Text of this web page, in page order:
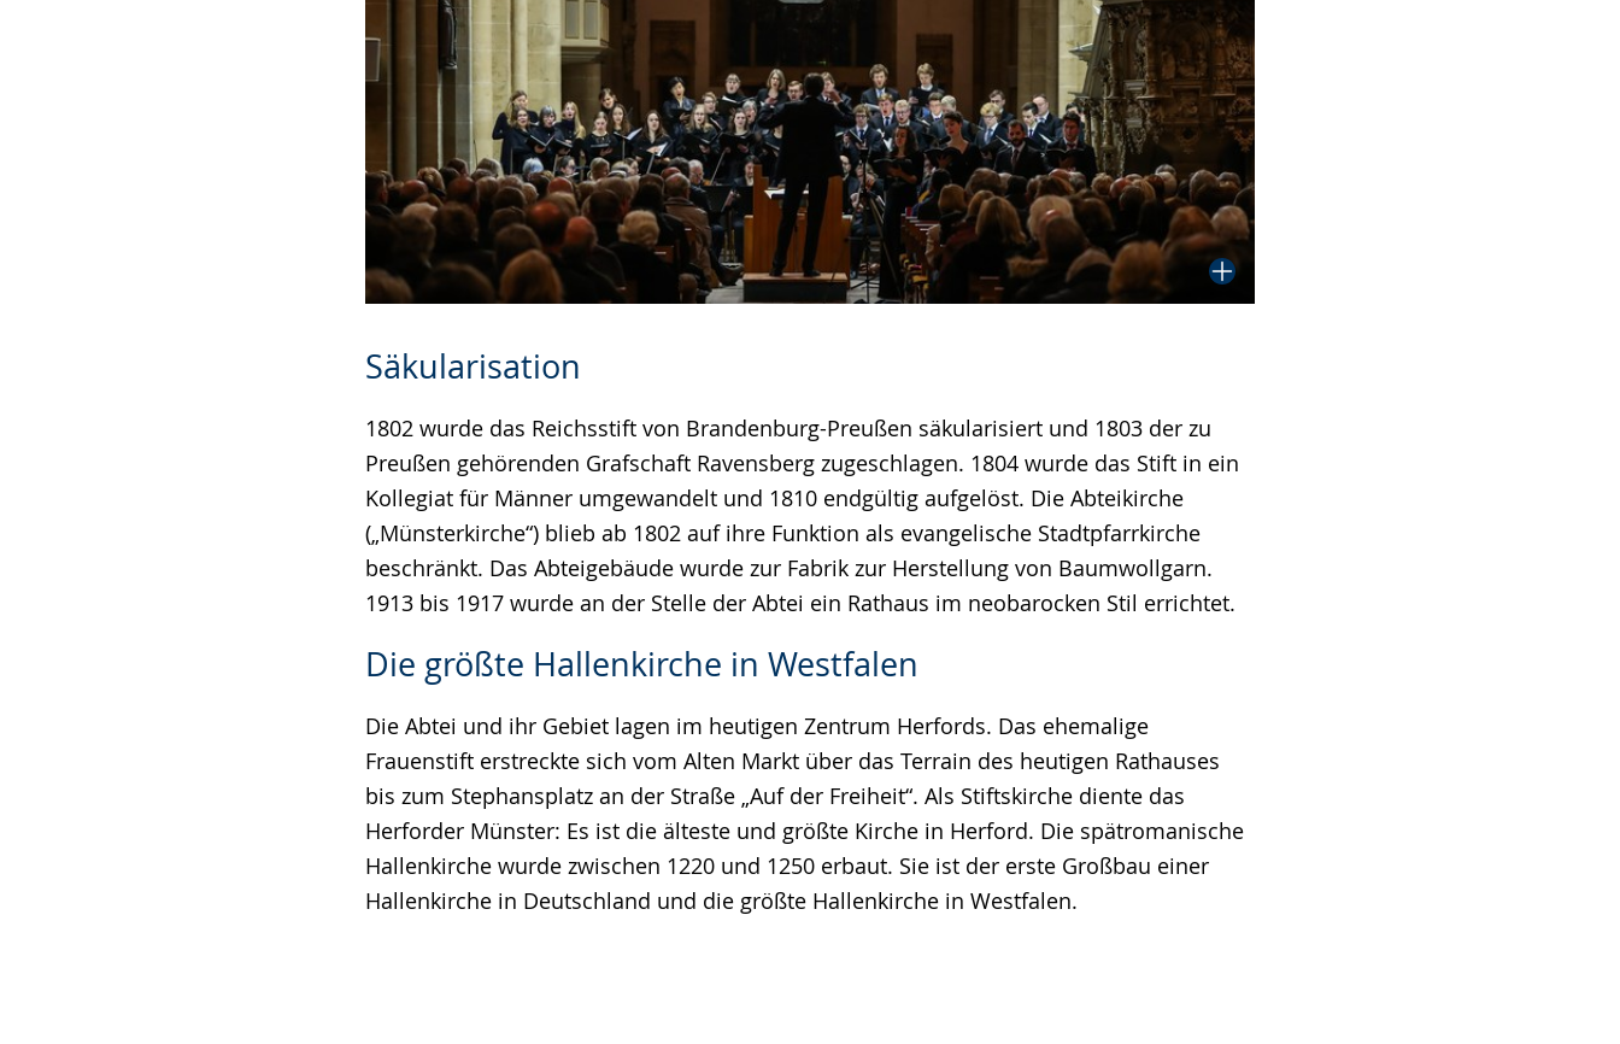
Säkularisation
1802 wurde das Reichsstift von Brandenburg-Preußen säkularisiert und 1803 der zu
Preußen gehörenden Grafschaft Ravensberg zugeschlagen. 1804 wurde das Stift in ein
Kollegiat für Männer umgewandelt und 1810 endgültig aufgelöst. Die Abteikirche
(„Münsterkirche“) blieb ab 1802 auf ihre Funktion als evangelische Stadtpfarrkirche
beschränkt. Das Abteigebäude wurde zur Fabrik zur Herstellung von Baumwollgarn.
1913 bis 1917 wurde an der Stelle der Abtei ein Rathaus im neobarocken Stil errichtet.
Die größte Hallenkirche in Westfalen
Die Abtei und ihr Gebiet lagen im heutigen Zentrum Herfords. Das ehemalige
Frauenstift erstreckte sich vom Alten Markt über das Terrain des heutigen Rathauses
bis zum Stephansplatz an der Straße „Auf der Freiheit“. Als Stiftskirche diente das
Herforder Münster: Es ist die älteste und größte Kirche in Herford. Die spätromanische
Hallenkirche wurde zwischen 1220 und 1250 erbaut. Sie ist der erste Großbau einer
Hallenkirche in Deutschland und die größte Hallenkirche in Westfalen.